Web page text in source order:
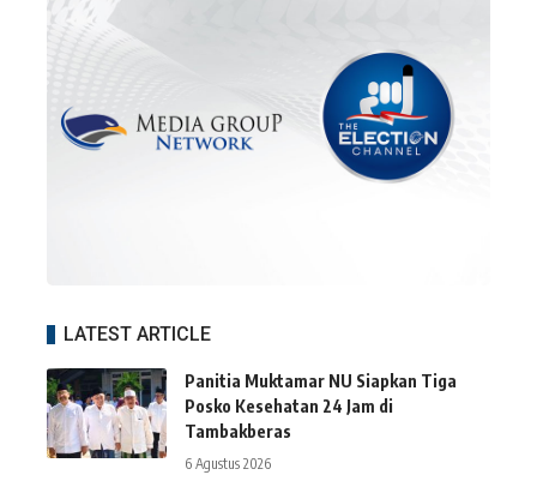
LATEST ARTICLE
Panitia Muktamar NU Siapkan Tiga
Posko Kesehatan 24 Jam di
Tambakberas
6 Agustus 2026